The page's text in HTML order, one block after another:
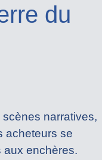
du
narratives,
acheteurs se
aux enchères.